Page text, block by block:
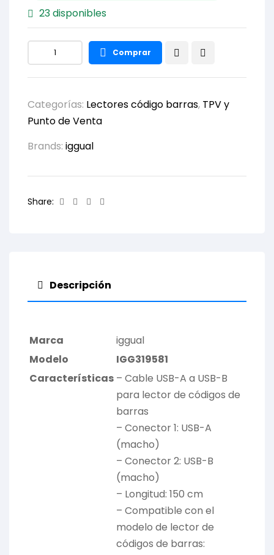
23 disponibles
Comprar
Categorías: Lectores código barras, TPV y
Punto de Venta
Brands: iggual
Share: Facebook
TwitterLinkedin
Descripción
Marca
iggual
Modelo
IGG319581
Características – Cable USB-A a USB-B
para lector de códigos de
barras
– Conector 1: USB-A
(macho)
– Conector 2: USB-B
(macho)
– Longitud: 150 cm
– Compatible con el
modelo de lector de
códigos de barras: